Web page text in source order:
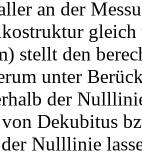
an der
gleich
stellt den
unter
der
Dekubitus
Nulllinie